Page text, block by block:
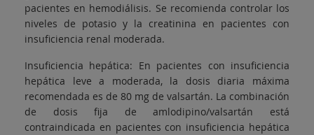
pacientes en hemodiálisis. Se recomienda controlar los
niveles de potasio y la creatinina en pacientes con
insuficiencia renal moderada.
Insuficiencia hepática: En pacientes con insuficiencia
hepática leve a moderada, la dosis diaria máxima
recomendada es de 80 mg de valsartán. La combinación
de dosis fija de amlodipino/valsartán está
contraindicada en pacientes con insuficiencia hepática